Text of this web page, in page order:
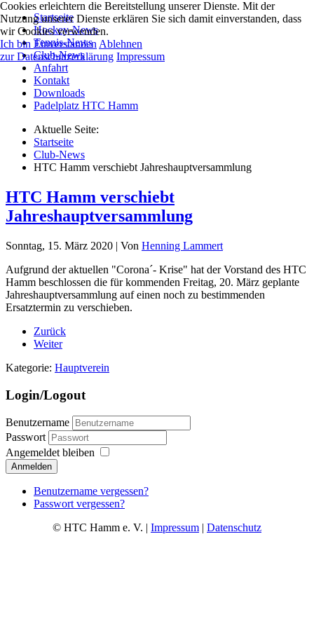
Startseite
Hockey-News
Tennis-News
Club-News
Anfahrt
Kontakt
Downloads
Padelplatz HTC Hamm
Aktuelle Seite:
Startseite
Club-News
HTC Hamm verschiebt Jahreshauptversammlung
HTC Hamm verschiebt
Jahreshauptversammlung
Sonntag, 15. März 2020 | Von Henning Lammert
Aufgrund der aktuellen "Corona´- Krise" hat der Vorstand des HTC
Hamm beschlossen die für kommenden Freitag, 20. März geplante
Jahreshauptversammlung auf einen noch zu bestimmenden
Ersatztermin zu verschieben.
Zurück
Weiter
Kategorie: Hauptverein
Login/Logout
Benutzername
Passwort
Angemeldet bleiben
Anmelden
Benutzername vergessen?
Passwort vergessen?
© HTC Hamm e. V. | Impressum | Datenschutz
Cookies erleichtern die Bereitstellung unserer Dienste. Mit der
Nutzung unserer Dienste erklären Sie sich damit einverstanden, dass
wir Cookies verwenden.
Ich bin Einverstanden Ablehnen
zur Datenschutzerklärung Impressum